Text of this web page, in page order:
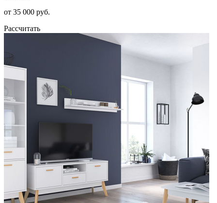
от 35 000 руб.
Рассчитать